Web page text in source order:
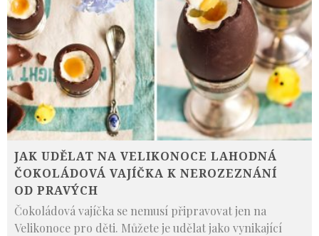
JAK UDĚLAT NA VELIKONOCE LAHODNÁ
ČOKOLÁDOVÁ VAJÍČKA K NEROZEZNÁNÍ
OD PRAVÝCH
Čokoládová vajíčka se nemusí připravovat jen na
Velikonoce pro děti. Můžete je udělat jako vynikající